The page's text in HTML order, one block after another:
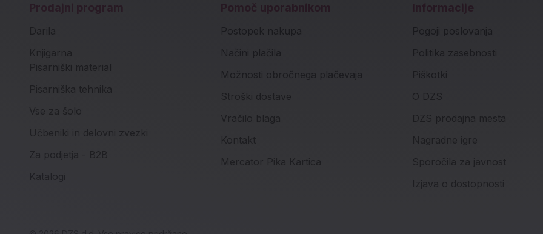
Prodajni program
Darila
Knjigarna
Pisarniški material
Pisarniška tehnika
Vse za šolo
Učbeniki in delovni zvezki
Za podjetja - B2B
Katalogi
Pomoč uporabnikom
Postopek nakupa
Načini plačila
Možnosti obročnega plačevaja
Stroški dostave
Vračilo blaga
Kontakt
Mercator Pika Kartica
Informacije
Pogoji poslovanja
Politika zasebnosti
Piškotki
O DZS
DZS prodajna mesta
Nagradne igre
Sporočila za javnost
Izjava o dostopnosti